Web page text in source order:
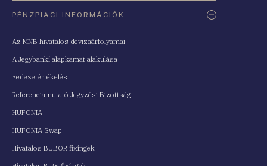
PÉNZPIACI INFORMÁCIÓK
Az MNB hivatalos devizaárfolyamai
A Jegybanki alapkamat alakulása
Fedezetértékelés
Referenciamutató Jegyzési Bizottság
HUFONIA
HUFONIA Swap
Hivatalos BUBOR fixingek